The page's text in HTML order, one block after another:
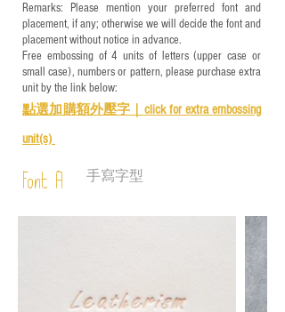
Remarks: Please mention your preferred font and
placement, if any; otherwise we will decide the font and
placement without notice in advance.
Free embossing of 4 units of letters (upper case or
small case), numbers or pattern, please purchase extra
unit by the link below:
點選加購額外壓字｜ click for extra embossing
unit(s)
Font A 手寫字型